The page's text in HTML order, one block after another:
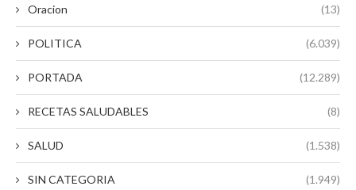
Oracion (13)
POLITICA (6.039)
PORTADA (12.289)
RECETAS SALUDABLES (8)
SALUD (1.538)
SIN CATEGORIA (1.949)